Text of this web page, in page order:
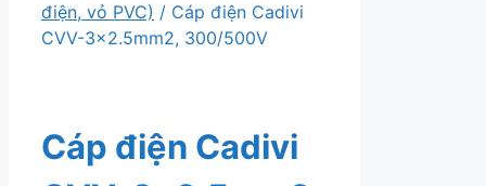
điện, vỏ PVC) / Cáp điện Cadivi
CVV-3×2.5mm2, 300/500V
Cáp điện Cadivi